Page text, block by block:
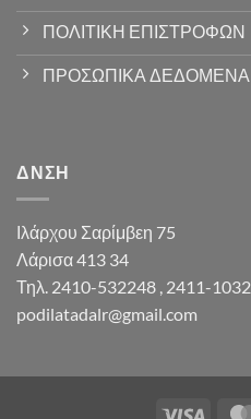
ΠΟΛΙΤΙΚΗ ΕΠΙΣΤΡΟΦΩΝ
ΠΡΟΣΩΠΙΚΑ ΔΕΔΟΜΕΝΑ
ΔΝΣΗ
Ιλάρχου Σαρίμβεη 75
Λάρισα 413 34
Τηλ. 2410-532248 , 2411-
podilatadalr@gmail.com
Visa